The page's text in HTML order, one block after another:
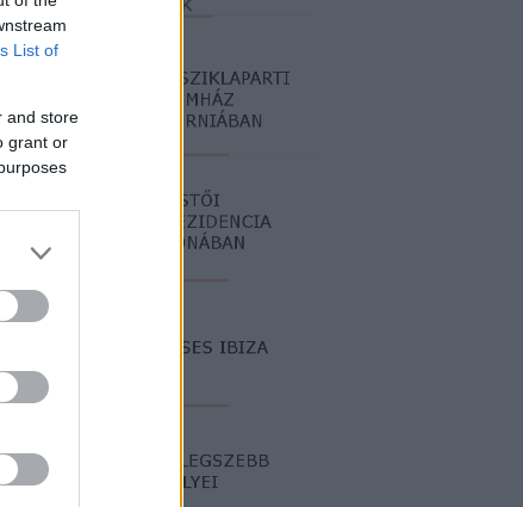
List of
and store
grant or